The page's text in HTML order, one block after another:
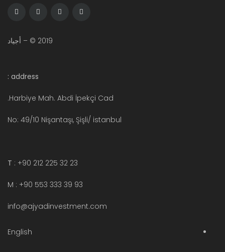
2019 © – أجياد
address :
Harbiye Mah. Abdi İpekçi Cad.
No: 49/10 Nişantaşı, Şişli/ istanbul
T : +90 212 225 32 23
M : +90 553 333 39 93
info@ajyadinvestment.com
English